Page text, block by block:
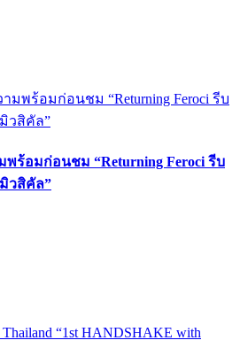
ร้อมก่อนชม “Returning Feroci รีบ
วสิคัล”